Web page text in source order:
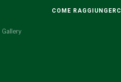
Gallery
COME RAGGIUNGERCI